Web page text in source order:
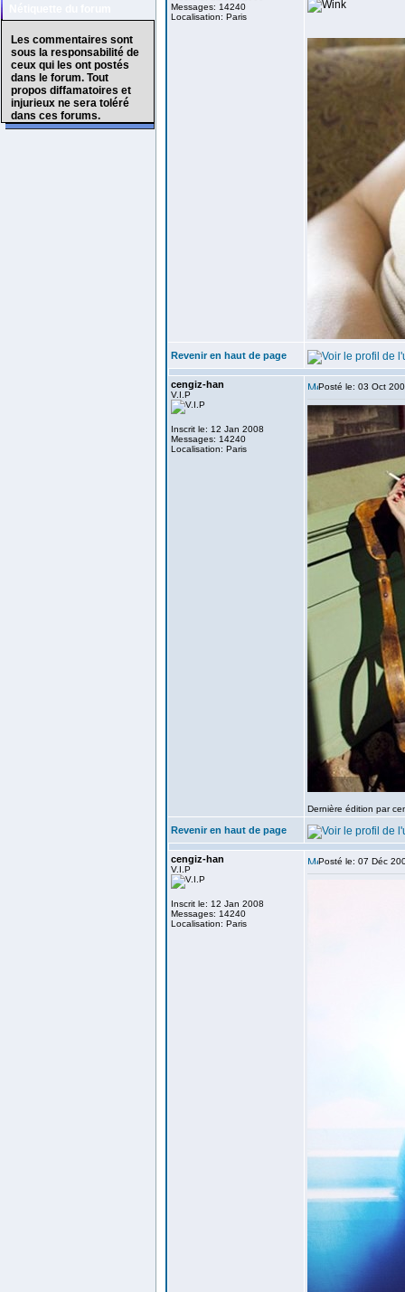
Les commentaires sont
sous la responsabilité de
ceux qui les ont postés
dans le forum. Tout
propos diffamatoires et
injurieux ne sera toléré
dans ces forums.
Messages: 14240
Localisation: Paris
Revenir en haut de page
cengiz-han
V.I.P
Inscrit le: 12 Jan 2008
Messages: 14240
Localisation: Paris
Posté le: 03 Oct
Dernière édition par
Revenir en haut de page
cengiz-han
V.I.P
Inscrit le: 12 Jan 2008
Messages: 14240
Localisation: Paris
Posté le: 07 Déc